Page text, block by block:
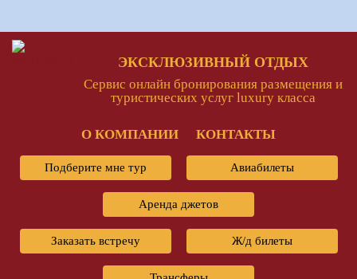
ЭКСКЛЮЗИВНЫЙ ОТДЫХ
Сервис онлайн бронирования размещения и
туристических услуг luxury класса
О КОМПАНИИ КОНТАКТЫ
Подберите мне тур Авиабилеты
Аренда джетов
Заказать встречу Ж/д билеты